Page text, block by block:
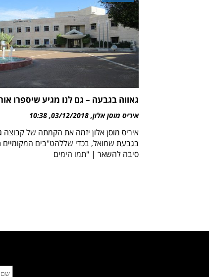
גאווה בגבעה – גם לנו מגיע שיספרו
איריס מוסן אלון 03/12/2018
10:38
איריס מוסן אלון יזמה את הקמתה של קבוצה
בגבעת שמואל, בכדי שללהט"בים המקומיים
סיבה להשאר | "תמו הימים